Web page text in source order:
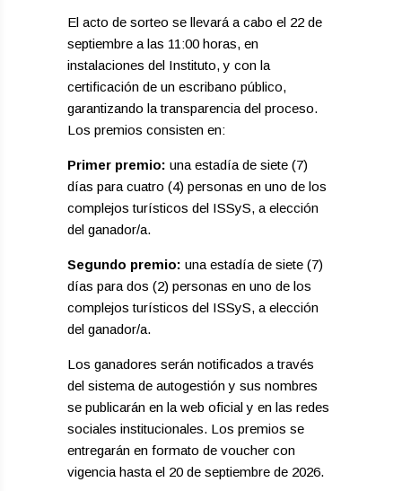
El acto de sorteo se llevará a cabo el 22 de
septiembre a las 11:00 horas, en
instalaciones del Instituto, y con la
certificación de un escribano público,
garantizando la transparencia del proceso.
Los premios consisten en:
Primer premio: una estadía de siete (7)
días para cuatro (4) personas en uno de los
complejos turísticos del ISSyS, a elección
del ganador/a.
Segundo premio: una estadía de siete (7)
días para dos (2) personas en uno de los
complejos turísticos del ISSyS, a elección
del ganador/a.
Los ganadores serán notificados a través
del sistema de autogestión y sus nombres
se publicarán en la web oficial y en las redes
sociales institucionales. Los premios se
entregarán en formato de voucher con
vigencia hasta el 20 de septiembre de 2026.